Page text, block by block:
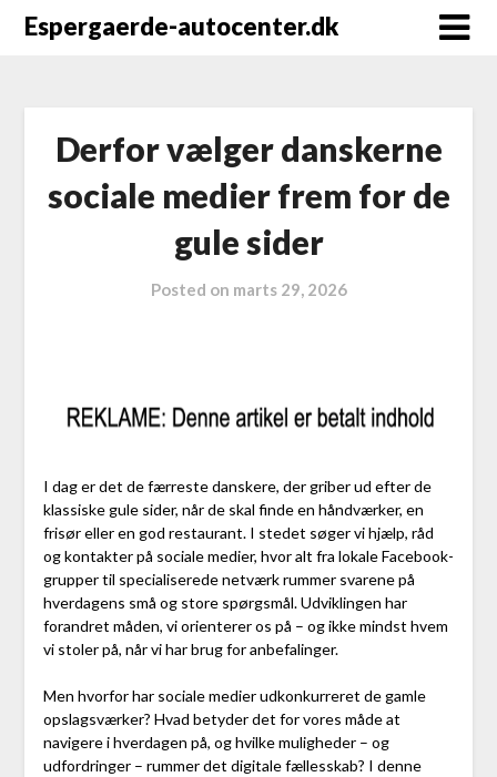
Espergaerde-autocenter.dk
Derfor vælger danskerne
sociale medier frem for de
gule sider
Posted on marts 29, 2026
I dag er det de færreste danskere, der griber ud efter de
klassiske gule sider, når de skal finde en håndværker, en
frisør eller en god restaurant. I stedet søger vi hjælp, råd
og kontakter på sociale medier, hvor alt fra lokale Facebook-
grupper til specialiserede netværk rummer svarene på
hverdagens små og store spørgsmål. Udviklingen har
forandret måden, vi orienterer os på – og ikke mindst hvem
vi stoler på, når vi har brug for anbefalinger.
Men hvorfor har sociale medier udkonkurreret de gamle
opslagsværker? Hvad betyder det for vores måde at
navigere i hverdagen på, og hvilke muligheder – og
udfordringer – rummer det digitale fællesskab? I denne